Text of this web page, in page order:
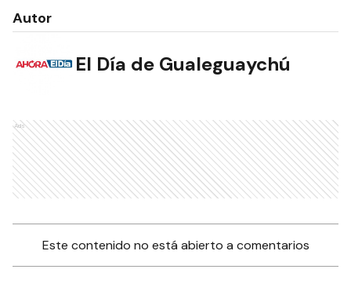
Autor
El Día de Gualeguaychú
Ads
Este contenido no está abierto a comentarios